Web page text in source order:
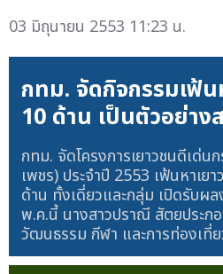
03 มิถุนายน 2553 11:23 น.
กทม. จัดกิจกรรมเฟ้น
10 ด้าน เป็นตัวอย่า
กทม. จัดโครงการเยาวชนดีเด่น
เพชร) ประจำปี 2553 เฟ้นหาเย
ด้าน ทั้งเดี่ยวและกลุ่ม เปิดรับผ
พ.ค.นี้ นางสาวปราณี สัตยประก
วัฒนธรรม กีฬา และการท่องเที่ย